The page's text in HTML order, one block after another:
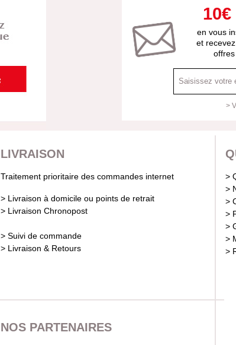
10€
en vous
et
>
LIVRAISON
Traitement prioritaire des commandes internet
> Livraison à domicile ou points de retrait
> Livraison Chronopost
> Suivi de commande
> Livraison & Retours
>
>
>
>
>
>
>
NOS PARTENAIRES